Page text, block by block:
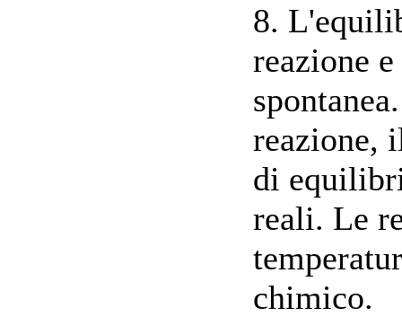
8.
reazione
reazione,
di
reali. Le
chimico.